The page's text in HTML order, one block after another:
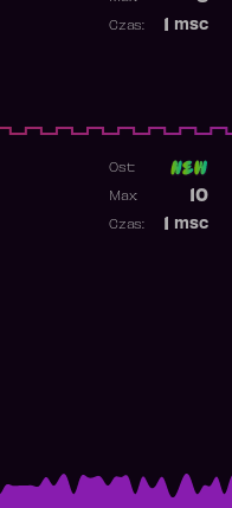
msc
Czas:
Ost:
10
Max:
msc
Czas: